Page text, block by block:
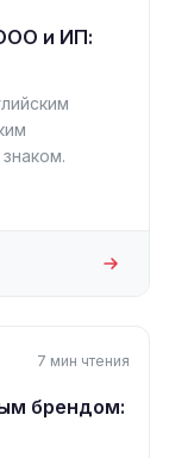
и ИП:
7 мин чтения
брендом: